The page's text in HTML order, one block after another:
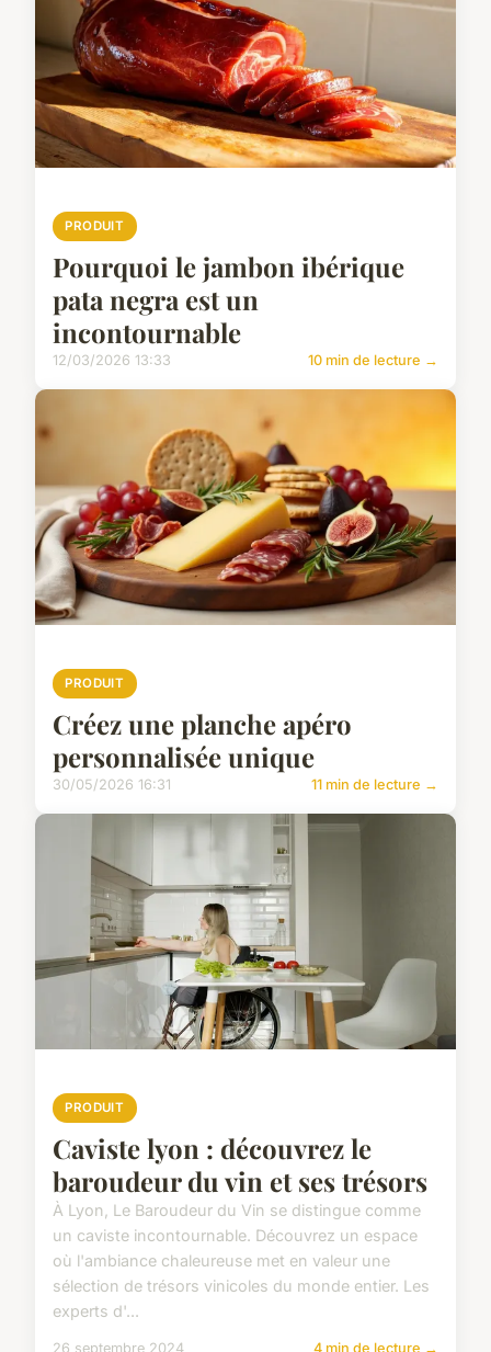
PRODUIT
Pourquoi le jambon ibérique
pata negra est un
incontournable
12/03/2026 13:33 10 min de lecture →
PRODUIT
Créez une planche apéro
personnalisée unique
30/05/2026 16:31 11 min de lecture →
PRODUIT
Caviste lyon : découvrez le
baroudeur du vin et ses trésors
À Lyon, Le Baroudeur du Vin se distingue comme
un caviste incontournable. Découvrez un espace
où l'ambiance chaleureuse met en valeur une
sélection de trésors vinicoles du monde entier. Les
experts d'...
26 septembre 2024 4 min de lecture →